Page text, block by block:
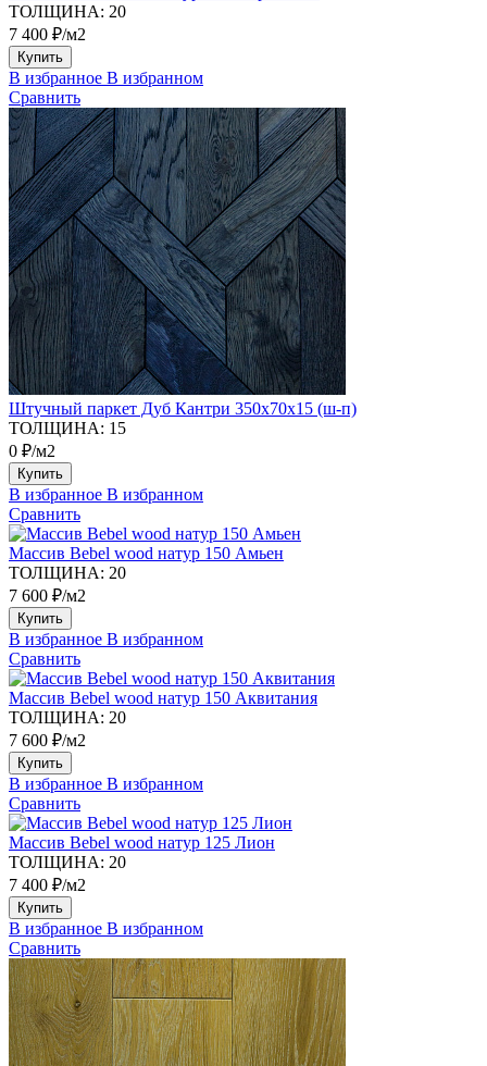
ТОЛЩИНА: 20
7 400 ₽/м2
Купить
В избранное В избранном
Сравнить
Штучный паркет Дуб Кантри 350х70х15 (ш-п)
ТОЛЩИНА: 15
0 ₽/м2
Купить
В избранное В избранном
Сравнить
Массив Bebel wood натур 150 Амьен
ТОЛЩИНА: 20
7 600 ₽/м2
Купить
В избранное В избранном
Сравнить
Массив Bebel wood натур 150 Аквитания
ТОЛЩИНА: 20
7 600 ₽/м2
Купить
В избранное В избранном
Сравнить
Массив Bebel wood натур 125 Лион
ТОЛЩИНА: 20
7 400 ₽/м2
Купить
В избранное В избранном
Сравнить